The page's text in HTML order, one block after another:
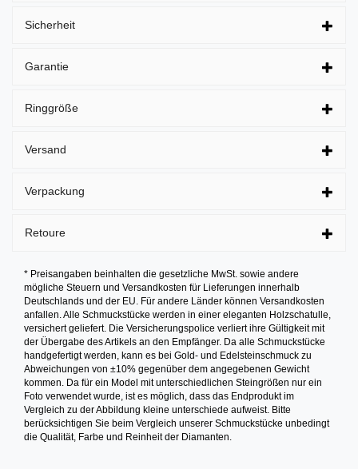
Sicherheit
Garantie
Ringgröße
Versand
Verpackung
Retoure
* Preisangaben beinhalten die gesetzliche MwSt. sowie andere
mögliche Steuern und Versandkosten für Lieferungen innerhalb
Deutschlands und der EU. Für andere Länder können Versandkosten
anfallen. Alle Schmuckstücke werden in einer eleganten Holzschatulle,
versichert geliefert. Die Versicherungspolice verliert ihre Gültigkeit mit
der Übergabe des Artikels an den Empfänger. Da alle Schmuckstücke
handgefertigt werden, kann es bei Gold- und Edelsteinschmuck zu
Abweichungen von ±10% gegenüber dem angegebenen Gewicht
kommen. Da für ein Model mit unterschiedlichen Steingrößen nur ein
Foto verwendet wurde, ist es möglich, dass das Endprodukt im
Vergleich zu der Abbildung kleine unterschiede aufweist. Bitte
berücksichtigen Sie beim Vergleich unserer Schmuckstücke unbedingt
die Qualität, Farbe und Reinheit der Diamanten.